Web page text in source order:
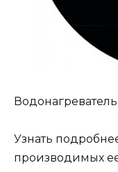
Узнать
производимых